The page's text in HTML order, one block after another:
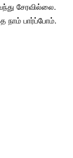
சேரவில்லை.
பார்ப்போம்.